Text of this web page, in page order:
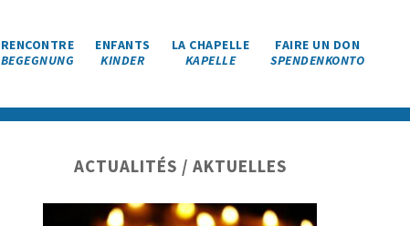
RENCONTRE
BEGEGNUNG
ENFANTS
KINDER
LA CHAPELLE
KAPELLE
FAIRE UN DON
SPENDENKONTO
principale
ACTUALITÉS / AKTUELLES